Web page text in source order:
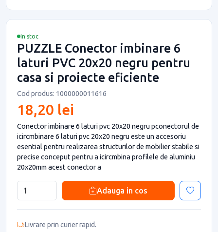
In stoc
PUZZLE Conector imbinare 6
laturi PVC 20x20 negru pentru
casa si proiecte eficiente
Cod produs: 1000000011616
18,20 lei
Conector imbinare 6 laturi pvc 20x20 negru pconectorul de
icircmbinare 6 laturi pvc 20x20 negru este un accesoriu
esential pentru realizarea structurilor de mobilier stabile si
precise conceput pentru a icircmbina profilele de aluminiu
20x20mm acest conector a
Adauga in cos
Livrare prin curier rapid.